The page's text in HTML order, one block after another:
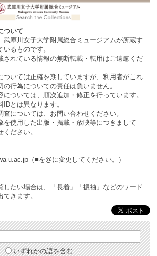
ついて
武庫川女子大学附属総合ミュージアムが所蔵す
るものです。
されている情報の無断転載・転用はご遠慮くだ
ついては正確を期していますが、利用者がこれ
の行為についての責任は負いません。
については、順次追加・修正を行っています。
IDとは異なります。
査については、お問い合わせください。
を使用した出版・掲載・放映等につきまして
ください。
u.ac.jp（■を@に変更してください。）
たい場合は、「長着」「振袖」などのワード
きます。
いずれかの語を含む